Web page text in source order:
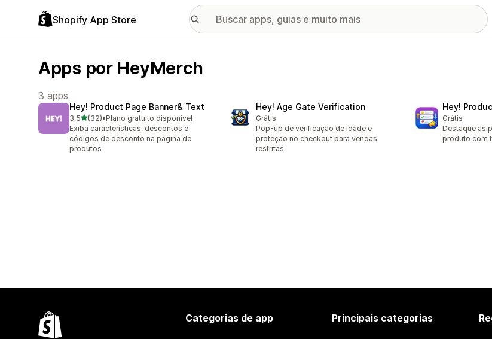
Shopify App Store
Apps por HeyMerch
3 apps
Hey! Product Page Banner& Text
3,5de 5 estrelas
(32)
32 avaliações ao todo
•Plano gratuito disponível
Exiba características, descontos e
códigos de desconto na página de
produtos
Hey! Age Gate Verification
Grátis
Pop-up de verificação de idade e
proteção no checkout para vendas
restritas
Hey!
Grátis
Destaque as
produto com
Categorias de app Principais categorias